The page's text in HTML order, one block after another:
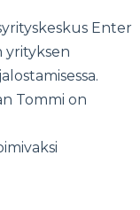
Enter
yrityksen
Tommi on